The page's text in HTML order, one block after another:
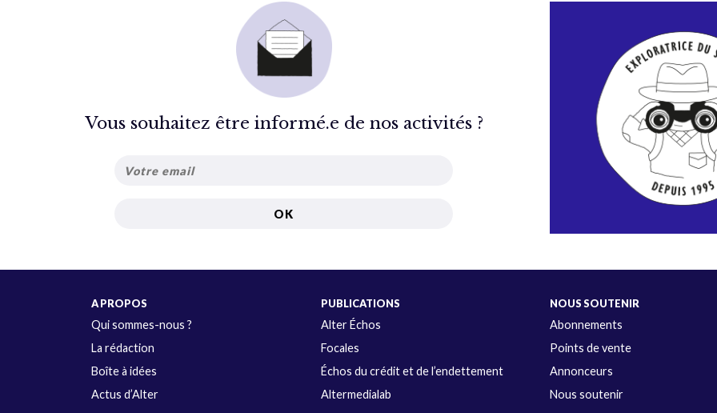
Vous souhaitez être informé.e de nos activités ?
A PROPOS
Qui sommes-nous ?
La rédaction
Boîte à idées
Actus d’Alter
PUBLICATIONS
Alter Échos
Focales
Échos du crédit et de l’endettement
Altermedialab
NOUS SOUTENIR
Abonnements
Points de vente
Annonceurs
Nous soutenir